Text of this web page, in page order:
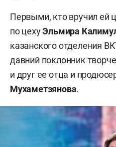
Первыми, кто вручил ей
по цехуЭльмира
казанского отделения
давний поклонник
и друг ее отца и
Мухаметзянова.